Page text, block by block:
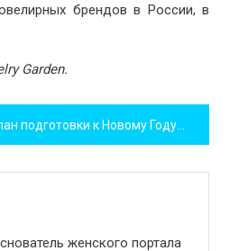
брендов в России, в
Garden.
женского портала